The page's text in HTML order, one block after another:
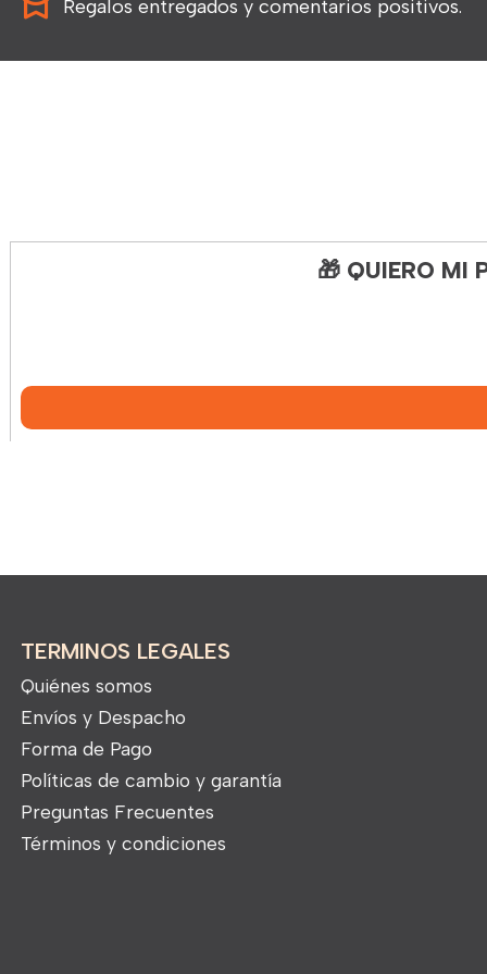
Regalos entregados y comentarios positivos.
🎁 QUIERO MI
TERMINOS LEGALES
Quiénes somos
Envíos y Despacho
Forma de Pago
Políticas de cambio y garantía
Preguntas Frecuentes
Términos y condiciones